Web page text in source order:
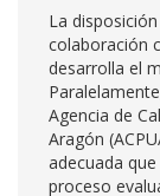
La
colaboración
desarrolla el
Agencia de
Aragón
adecuada
proceso